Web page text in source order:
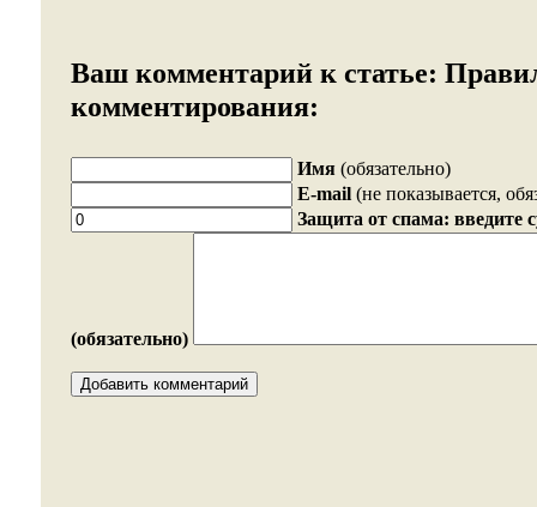
Ваш комментарий к статье:
комментирования:
Имя (обязательно)
E-mail (не показывается,
Защита от спама: введите
(обязательно)